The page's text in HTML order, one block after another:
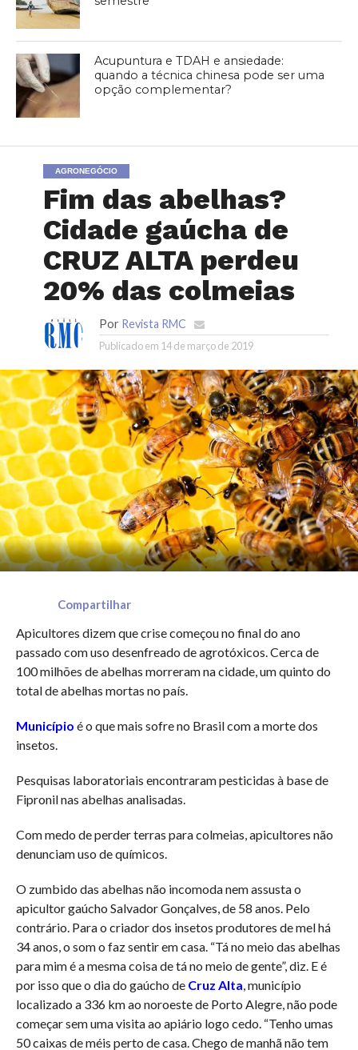
Acupuntura e TDAH e ansiedade:
quando a técnica chinesa pode ser uma
opção complementar?
AGRONEGÓCIO
Fim das abelhas?
Cidade gaúcha de
CRUZ ALTA perdeu
20% das colmeias
Por Revista RMC
Publicado em 14 de março de 2019
Compartilhar
Apicultores dizem que crise começou no final do ano
passado com uso desenfreado de agrotóxicos. Cerca de
100 milhões de abelhas morreram na cidade, um quinto do
total de abelhas mortas no país.
Município é o que mais sofre no Brasil com a morte dos
insetos.
Pesquisas laboratoriais encontraram pesticidas à base de
Fipronil nas abelhas analisadas.
Com medo de perder terras para colmeias, apicultores não
denunciam uso de químicos.
O zumbido das abelhas não incomoda nem assusta o
apicultor gaúcho Salvador Gonçalves, de 58 anos. Pelo
contrário. Para o criador dos insetos produtores de mel há
34 anos, o som o faz sentir em casa. “Tá no meio das abelhas
para mim é a mesma coisa de tá no meio de gente”, diz. E é
por isso que o dia do gaúcho de Cruz Alta, município
localizado a 336 km ao noroeste de Porto Alegre, não pode
começar sem uma visita ao apiário logo cedo. “Tenho umas
50 caixas de méis perto de casa. Chego de manhã não tem